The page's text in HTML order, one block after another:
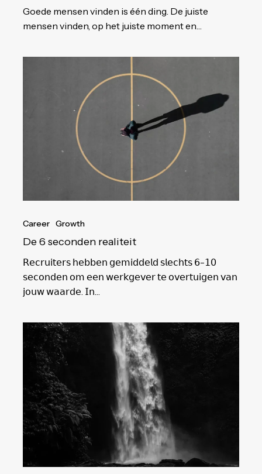
Goede mensen vinden is één ding. De juiste
mensen vinden, op het juiste moment en…
Career Growth
De 6 seconden realiteit
𝖱𝖾𝖼𝗋𝗎𝗂𝗍𝖾𝗋𝗌 𝗁𝖾𝖻𝖻𝖾𝗇 𝗀𝖾𝗆𝗂𝖽𝖽𝖾𝗅𝖽 𝗌𝗅𝖾𝖼𝗁𝗍𝗌 𝟨-𝟣𝟢
𝗌𝖾𝖼𝗈𝗇𝖽𝖾𝗇 𝗈𝗆 𝖾𝖾𝗇 𝗐𝖾𝗋𝗄𝗀𝖾𝗏𝖾𝗋 𝗍𝖾 𝗈𝗏𝖾𝗋𝗍𝗎𝗂𝗀𝖾𝗇 𝗏𝖺𝗇
𝗃𝗈𝗎𝗐 𝗐𝖺𝖺𝗋𝖽𝖾. 𝖨𝗇…
AI
en
solliciteren:
hoe
u
de
nieuwe
realiteit
meester
wordt